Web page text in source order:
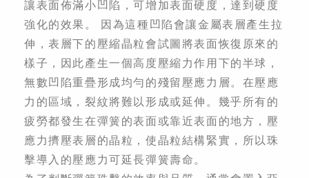
讓表面佈滿小凹陷，可增加表面硬度，達到硬度
強化的效果。 因為這種凹陷會讓金屬表層產生拉
伸，表層下的壓縮晶粒會試圖將表面恢復原來的
樣子，因此產生一個高度壓縮力作用下的半球，
無數凹陷重疊形成均勻的殘留壓應力層。在壓應
力的區域，裂紋將難以形成或延伸。幾乎所有的
疲勞都發生在彈簧的表面或靠近表面的地方，壓
應力擠壓表層的晶粒，使晶粒結構緊實，所以珠
擊導入的壓應力可延長彈簧壽命。